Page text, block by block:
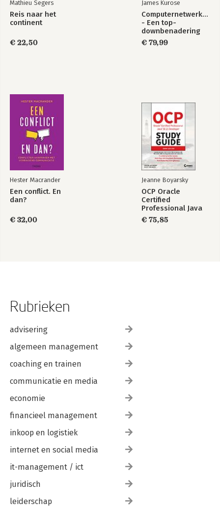
Mathieu Segers
Reis naar het
continent
€ 22,50
James Kurose
Computernetwerken
- Een top-
downbenadering
€ 79,99
Hester Macrander
Een conflict. En
dan?
€ 32,00
Jeanne Boyarsky
OCP Oracle
Certified
Professional Java
SE 21 Developer
Study Guide: Exam
€ 75,85
Rubrieken
advisering
algemeen management
coaching en trainen
communicatie en media
economie
financieel management
inkoop en logistiek
internet en social media
it-management / ict
juridisch
leiderschap